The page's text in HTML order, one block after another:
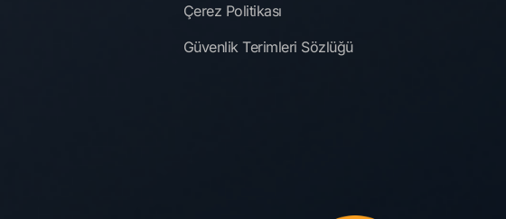
Çerez Politikası
Güvenlik Terimleri Sözlüğü